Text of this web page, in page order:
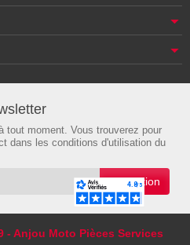
tout moment. Vous trouverez pour
dans les conditions d'utilisation du
- Anjou Moto Pièces Services